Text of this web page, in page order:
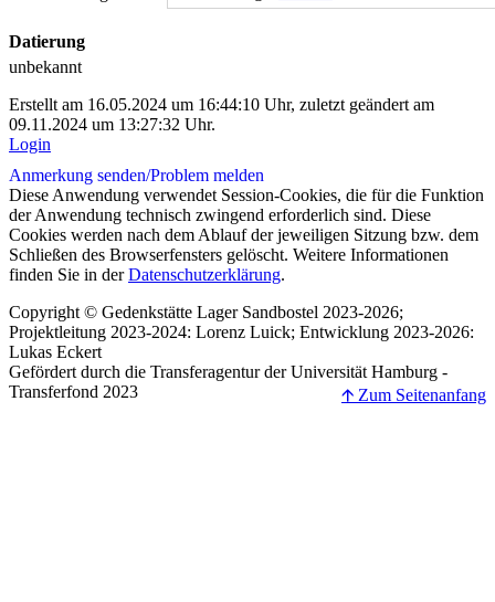
Datierung
unbekannt
Erstellt am 16.05.2024 um 16:44:10 Uhr, zuletzt geändert am
09.11.2024 um 13:27:32 Uhr.
Login
Anmerkung senden/Problem melden
Diese Anwendung verwendet Session-Cookies, die für die Funktion
der Anwendung technisch zwingend erforderlich sind. Diese
Cookies werden nach dem Ablauf der jeweiligen Sitzung bzw. dem
Schließen des Browserfensters gelöscht. Weitere Informationen
finden Sie in derDatenschutzerklärung.
Copyright © Gedenkstätte Lager Sandbostel 2023-2026;
Projektleitung 2023-2024: Lorenz Luick; Entwicklung 2023-2026:
Lukas Eckert
Gefördert durch die Transferagentur der Universität Hamburg -
Transferfond 2023
🡩 Zum Seitenanfang